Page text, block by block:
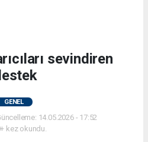
sevindiren
GENEL
14.05.2026 - 17:52
kez okundu.